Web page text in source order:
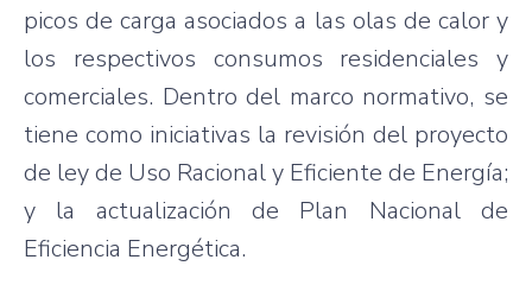
picos de carga asociados a las olas de calor y
los respectivos consumos residenciales y
comerciales. Dentro del marco normativo, se
tiene como iniciativas la revisión del proyecto
de ley de Uso Racional y Eficiente de Energía;
y la actualización de Plan Nacional de
Eficiencia Energética.